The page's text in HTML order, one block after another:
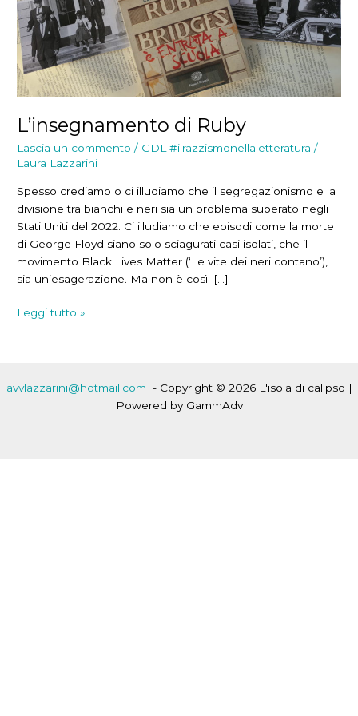
L’insegnamento di Ruby
Lascia un commento / GDL #ilrazzismonellaletteratura /
Laura Lazzarini
Spesso crediamo o ci illudiamo che il segregazionismo e la
divisione tra bianchi e neri sia un problema superato negli
Stati Uniti del 2022. Ci illudiamo che episodi come la morte
di George Floyd siano solo sciagurati casi isolati, che il
movimento Black Lives Matter (‘Le vite dei neri contano’),
sia un’esagerazione. Ma non è così. […]
L’insegnamento
Leggi tutto »
avvlazzarini@hotmail.com - Copyright © 2026 L'isola di calipso |
Powered by GammAdv